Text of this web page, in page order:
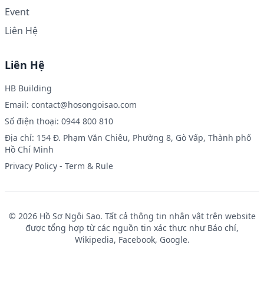
Event
Liên Hệ
Liên Hệ
HB Building
Email: contact@hosongoisao.com
Số điện thoại: 0944 800 810
Địa chỉ: 154 Đ. Phạm Văn Chiêu, Phường 8, Gò Vấp, Thành phố
Hồ Chí Minh
Privacy Policy - Term & Rule
© 2026 Hồ Sơ Ngôi Sao. Tất cả thông tin nhân vật trên website
được tổng hợp từ các nguồn tin xác thực như Báo chí,
Wikipedia, Facebook, Google.